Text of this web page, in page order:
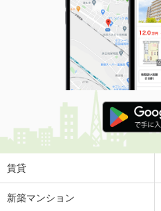
賃貸
新築マンション